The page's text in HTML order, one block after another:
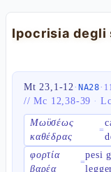
Mt 23,1-12· NA28·
//Mc 12,38-39 ·
Μωϋσέως
καθέδρας
=
φορτία
βαρέα
=
pesi